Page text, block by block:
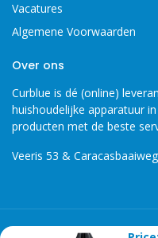
Vacatures
Algemene Voorwaarden
Over ons
Curblue is dé (online)
huishoudelijke apparatuur
producten met de beste
Veeris 53 &
Copyright 2026 ©